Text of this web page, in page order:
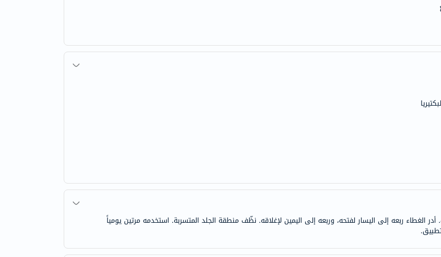
optibac
skinceuticals
honey
والمكملات
الغطاء ربعه إلى اليسار لفتحه، وربعه إلى اليمين لإغلاقه. نظّف منطقة الجلد المتسربة. استخدمه مرتين يومياً